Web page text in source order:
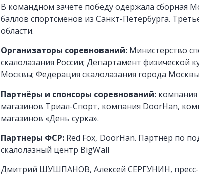
В командном зачете победу одержала сборная
баллов спортсменов из Санкт-Петербурга.
области.
Организаторы соревнований:Министерство
скалолазания России; Департамент физической
Москвы; Федерация скалолазания города
Партнёры и спонсоры соревнований:компания
магазинов Триал-Спорт, компания DoorHan,
магазинов «День сурка».
Партнеры ФСР:Red Fox, DoorHan. Партнёр по
скалолазный центр BigWall
Дмитрий ШУШПАНОВ, Алексей СЕРГУНИН, пресс-